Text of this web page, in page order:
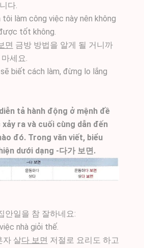
다.
tôi làm công việc này nên không
tốt không.
면 금방 방법을 알게 될 거니까
세요.
biết cách làm, đừng lo lắng
tả hành động ở mệnh đề
ra và cuối cùng dẫn đến
đó. Trong văn viết, biểu
dưới dạng -다가 보면.
안일을 참 잘하네요:
nhà giỏi thế.
자 살다 보면 저절로 요리도 하고